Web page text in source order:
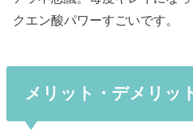
クエン酸パワーすごいです。
メリット・デメリッ